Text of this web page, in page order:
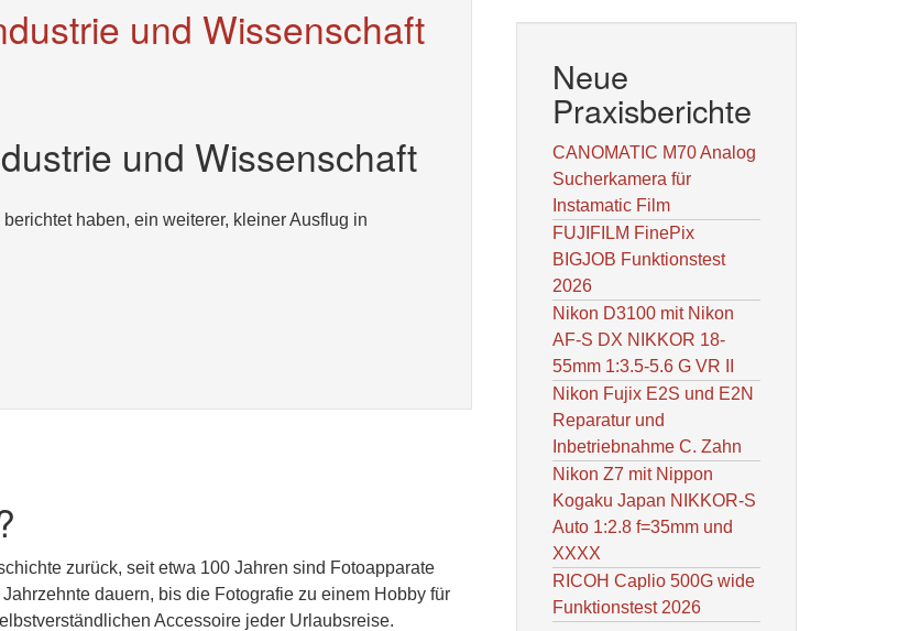
und Wissenschaft
und Wissenschaft
berichtet haben, ein weiterer, kleiner Ausflug in
zurück, seit etwa 100 Jahren sind Fotoapparate
dauern, bis die Fotografie zu einem Hobby für
Accessoire jeder Urlaubsreise.
Neue
Praxisberichte
CANOMATIC M70 Analog
Sucherkamera für
Instamatic Film
FUJIFILM FinePix
BIGJOB Funktionstest
2026
Nikon D3100 mit Nikon
AF-S DX NIKKOR 18-
55mm 1:3.5-5.6 G VR II
Nikon Fujix E2S und E2N
Reparatur und
Inbetriebnahme C. Zahn
Nikon Z7 mit Nippon
Kogaku Japan NIKKOR-S
Auto 1:2.8 f=35mm und
XXXX
RICOH Caplio 500G wide
Funktionstest 2026